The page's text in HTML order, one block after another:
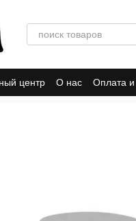
центр О нас Оплата и
ДОГОВОР